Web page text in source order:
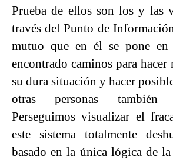
Prueba de ellos son los y las
través del Punto de
mutuo que en él se pone en
encontrado caminos para hacer
su dura situación y hacer
otras personas también
Perseguimos visualizar el
este sistema totalmente
basado en la única lógica de